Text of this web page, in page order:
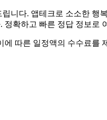
니다. 앱테크로 소소한
확하고 빠른 정답 정보로
따른 일정액의 수수료를